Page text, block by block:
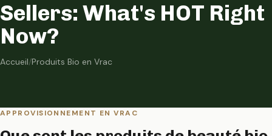
Sellers: What's HOT Right
Now?
Accueil/Produits Bio en Vrac
APPROVISIONNEMENT EN VRAC